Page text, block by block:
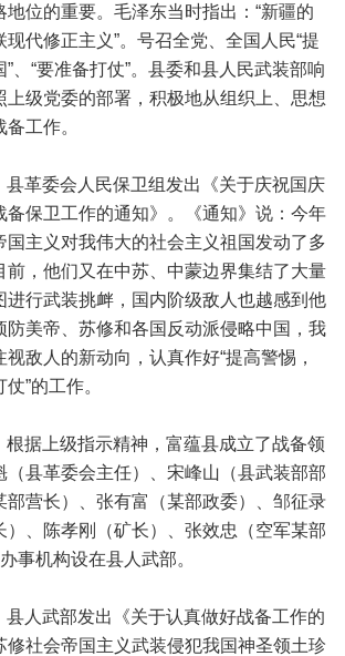
位的重要。毛泽东当时指出：“新疆的
代修正主义”。号召全党、全国人民“提
、“要准备打仗”。县委和县人民武装部响
上级党委的部署，积极地从组织上、思想
备工作。
县革委会人民保卫组发出《关于庆祝国庆
备保卫工作的通知》。《通知》说：今年
国主义对我伟大的社会主义祖国发动了多
前，他们又在中苏、中蒙边界集结了大量
进行武装挑衅，国内阶级敌人也越感到他
防美帝、苏修和各国反动派侵略中国，我
敌人的新动向，认真作好“提高警惕，
”的工作。
根据上级指示精神，富蕴县成立了战备领
（县革委会主任）、宋峰山（县武装部部
部营长）、张有富（某部政委）、邹征录
）、陈孝刚（矿长）、张效忠（空军某部
事机构设在县人武部。
县人武部发出《关于认真做好战备工作的
修社会帝国主义武装侵犯我国神圣领土珍